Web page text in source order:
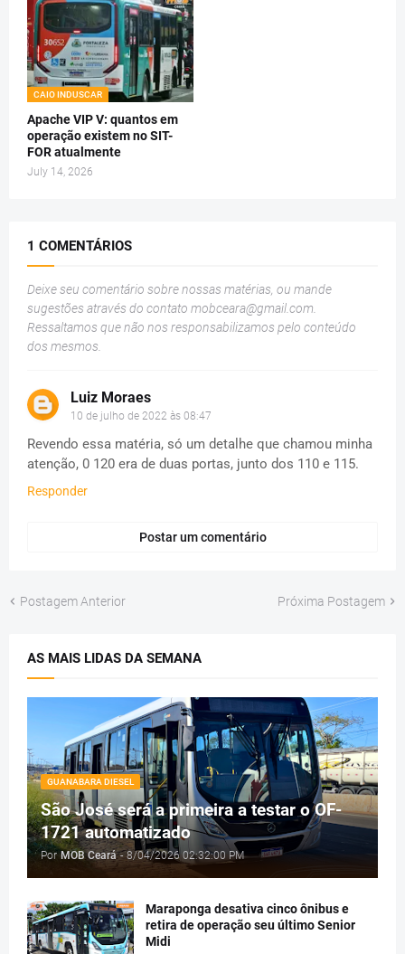
CAIO INDUSCAR
Apache VIP V: quantos em
operação existem no SIT-
FOR atualmente
July 14, 2026
1 COMENTÁRIOS
Deixe seu comentário sobre nossas matérias, ou mande
sugestões através do contato mobceara@gmail.com
Ressaltamos que não nos responsabilizamos pelo conteúdo
dos mesmos.
Luiz Moraes
10 de julho de 2022 às 08:47
Revendo essa matéria, só um detalhe que chamou minha
atenção, 0 120 era de duas portas, junto dos 110 e 115.
Responder
Postar um comentário
Postagem Anterior Próxima Postagem
AS MAIS LIDAS DA SEMANA
GUANABARA DIESEL
São José será a primeira a testar o OF-
1721 automatizado
Por MOB Ceará - 8/04/2026 02:32:00 PM
Maraponga desativa cinco ônibus e
retira de operação seu último Senior
Midi